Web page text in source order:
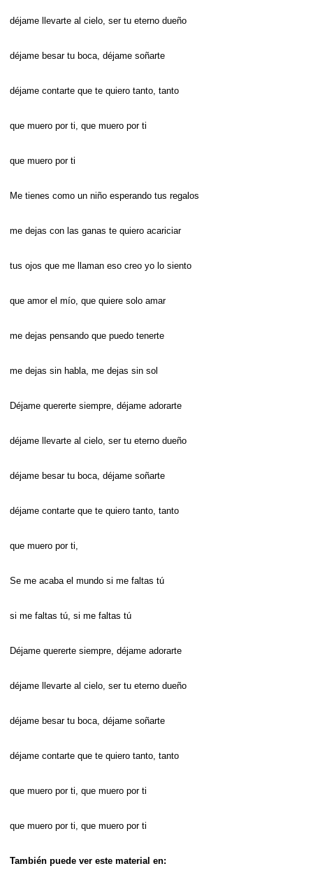
déjame llevarte al cielo, ser tu eterno dueño
déjame besar tu boca, déjame soñarte
déjame contarte que te quiero tanto, tanto
que muero por ti, que muero por ti
que muero por ti
Me tienes como un niño esperando tus regalos
me dejas con las ganas te quiero acariciar
tus ojos que me llaman eso creo yo lo siento
que amor el mío, que quiere solo amar
me dejas pensando que puedo tenerte
me dejas sin habla, me dejas sin sol
Déjame quererte siempre, déjame adorarte
déjame llevarte al cielo, ser tu eterno dueño
déjame besar tu boca, déjame soñarte
déjame contarte que te quiero tanto, tanto
que muero por ti,
Se me acaba el mundo si me faltas tú
si me faltas tú, si me faltas tú
Déjame quererte siempre, déjame adorarte
déjame llevarte al cielo, ser tu eterno dueño
déjame besar tu boca, déjame soñarte
déjame contarte que te quiero tanto, tanto
que muero por ti, que muero por ti
que muero por ti, que muero por ti
También puede ver este material en: